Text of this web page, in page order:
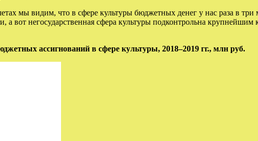
мы видим, что в сфере культуры бюджетных денег у нас раза в
а вот негосударственная сфера культуры подконтрольна
ассигнований в сфере культуры, 2018–2019 гг., млн руб.